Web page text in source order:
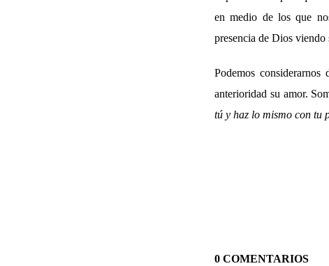
en medio de los que
presencia de Dios viendo
Podemos
anterioridad su amor.
tú y haz lo mismo con tu
0 COMENTARIOS